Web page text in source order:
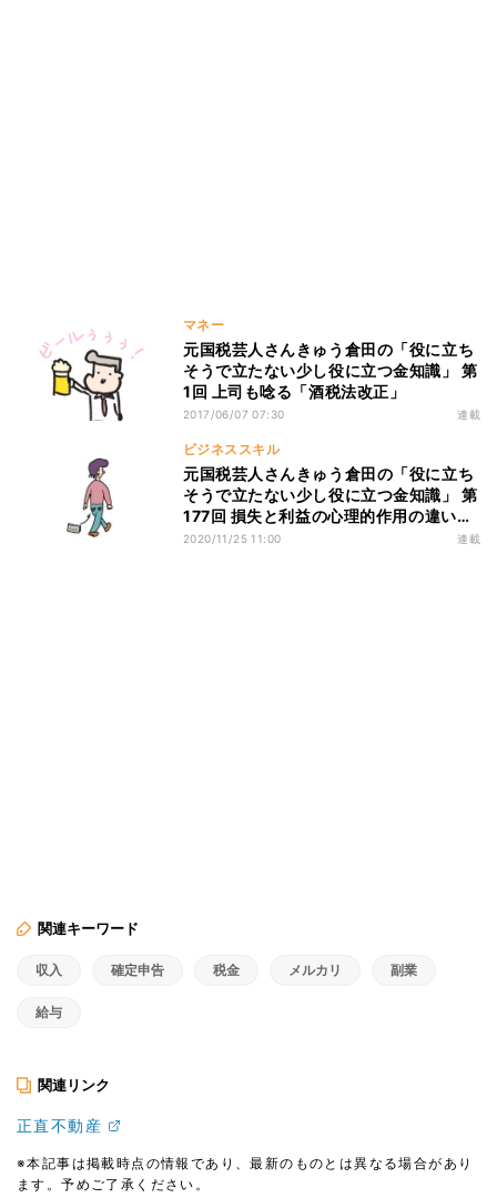
マネー
元国税芸人さんきゅう倉田の「役に立ち
そうで立たない少し役に立つ金知識」 第
1回 上司も唸る「酒税法改正」
2017/06/07 07:30 連載
ビジネススキル
元国税芸人さんきゅう倉田の「役に立ち
そうで立たない少し役に立つ金知識」 第
177回 損失と利益の心理的作用の違いに
ついて
2020/11/25 11:00 連載
関連キーワード
収入 確定申告 税金 メルカリ 副業
給与
関連リンク
正直不動産
※本記事は掲載時点の情報であり、最新のものとは異なる場合があり
ます。予めご了承ください。